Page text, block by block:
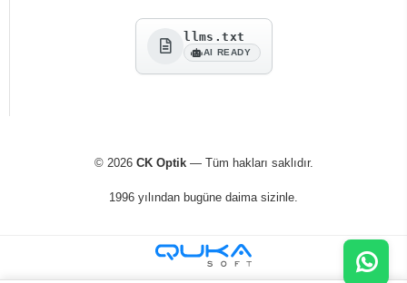
llms.txt
AI READY
© 2026 CK Optik— Tüm hakları saklıdır.
1996 yılından bugüne daima sizinle.